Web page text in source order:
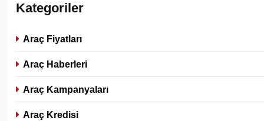
Kategoriler
Araç Fiyatları
Araç Haberleri
Araç Kampanyaları
Araç Kredisi